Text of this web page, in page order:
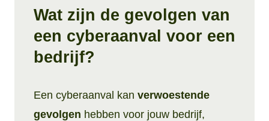
Wat zijn de gevolgen van
een cyberaanval voor een
bedrijf?
Een cyberaanval kan verwoestende
gevolgen hebben voor jouw bedrijf,